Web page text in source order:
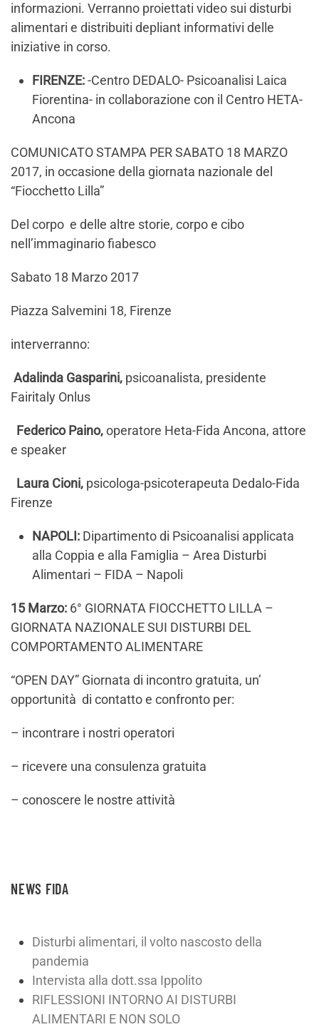
informazioni. Verranno proiettati video sui disturbi
alimentari e distribuiti depliant informativi delle
iniziative in corso.
FIRENZE:-Centro DEDALO- Psicoanalisi Laica
Fiorentina- in collaborazione con il Centro HETA-
Ancona
COMUNICATO STAMPA PER SABATO 18 MARZO
2017, in occasione della giornata nazionale del
“Fiocchetto Lilla”
Del corpo e delle altre storie, corpo e cibo
nell’immaginario fiabesco
Sabato 18 Marzo 2017
Piazza Salvemini 18, Firenze
interverranno:
Adalinda Gasparini, psicoanalista, presidente
Fairitaly Onlus
Federico Paino,operatore Heta-Fida Ancona, attore
e speaker
Laura Cioni, psicologa-psicoterapeuta Dedalo-Fida
Firenze
NAPOLI: Dipartimento di Psicoanalisi applicata
alla Coppia e alla Famiglia – Area Disturbi
Alimentari – FIDA – Napoli
15 Marzo: 6° GIORNATA FIOCCHETTO LILLA –
GIORNATA NAZIONALE SUI DISTURBI DEL
COMPORTAMENTO ALIMENTARE
“OPEN DAY” Giornata di incontro gratuita, un’
opportunità di contatto e confronto per:
– incontrare i nostri operatori
– ricevere una consulenza gratuita
– conoscere le nostre attività
NEWS FIDA
Disturbi alimentari, il volto nascosto della
pandemia
Intervista alla dott.ssa Ippolito
RIFLESSIONI INTORNO AI DISTURBI
ALIMENTARI E NON SOLO